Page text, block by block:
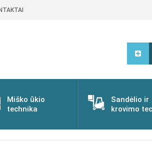
Miško ūkio
technika
Sandėlio ir
krovimo